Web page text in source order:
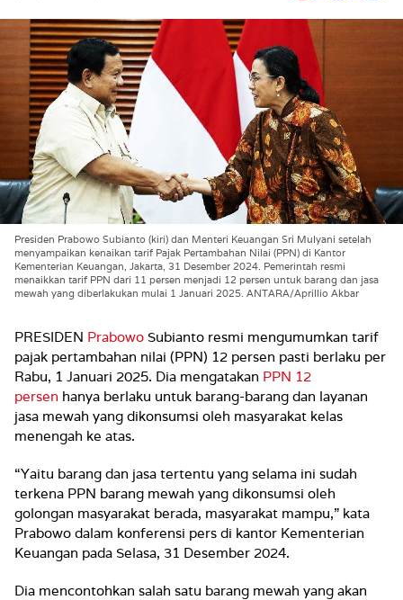
Presiden Prabowo Subianto (kiri) dan Menteri Keuangan Sri Mulyani setelah
menyampaikan kenaikan tarif Pajak Pertambahan Nilai (PPN) di Kantor
Kementerian Keuangan, Jakarta, 31 Desember 2024. Pemerintah resmi
menaikkan tarif PPN dari 11 persen menjadi 12 persen untuk barang dan jasa
mewah yang diberlakukan mulai 1 Januari 2025. ANTARA/Aprillio Akbar
PRESIDEN Prabowo Subianto resmi mengumumkan tarif
pajak pertambahan nilai (PPN) 12 persen pasti berlaku per
Rabu, 1 Januari 2025. Dia mengatakan PPN 12
persen hanya berlaku untuk barang-barang dan layanan
jasa mewah yang dikonsumsi oleh masyarakat kelas
menengah ke atas.
“Yaitu barang dan jasa tertentu yang selama ini sudah
terkena PPN barang mewah yang dikonsumsi oleh
golongan masyarakat berada, masyarakat mampu,” kata
Prabowo dalam konferensi pers di kantor Kementerian
Keuangan pada Selasa, 31 Desember 2024.
Dia mencontohkan salah satu barang mewah yang akan